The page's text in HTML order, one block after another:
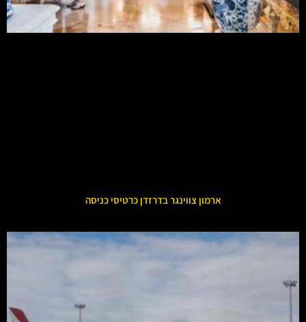
ארמון צווינגר בדרזדן כרטיסי כניסה